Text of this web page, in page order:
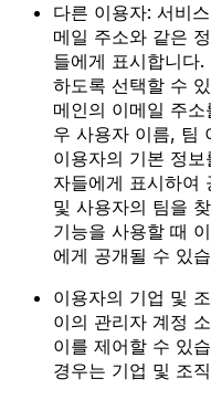
다른 이용자: 서비
메일 주소와 같은
들에게 표시합니다
하도록 선택할 수
메인의 이메일 주
우 사용자 이름, 팀
이용자의 기본 정
자들에게 표시하여
및 사용자의 팀을
기능을 사용할 때
에게 공개될 수 있
이용자의 기업 및
이의 관리자 계정
이를 제어할 수 있
경우는 기업 및 조